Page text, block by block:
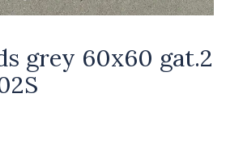
grey 60x60 gat.2